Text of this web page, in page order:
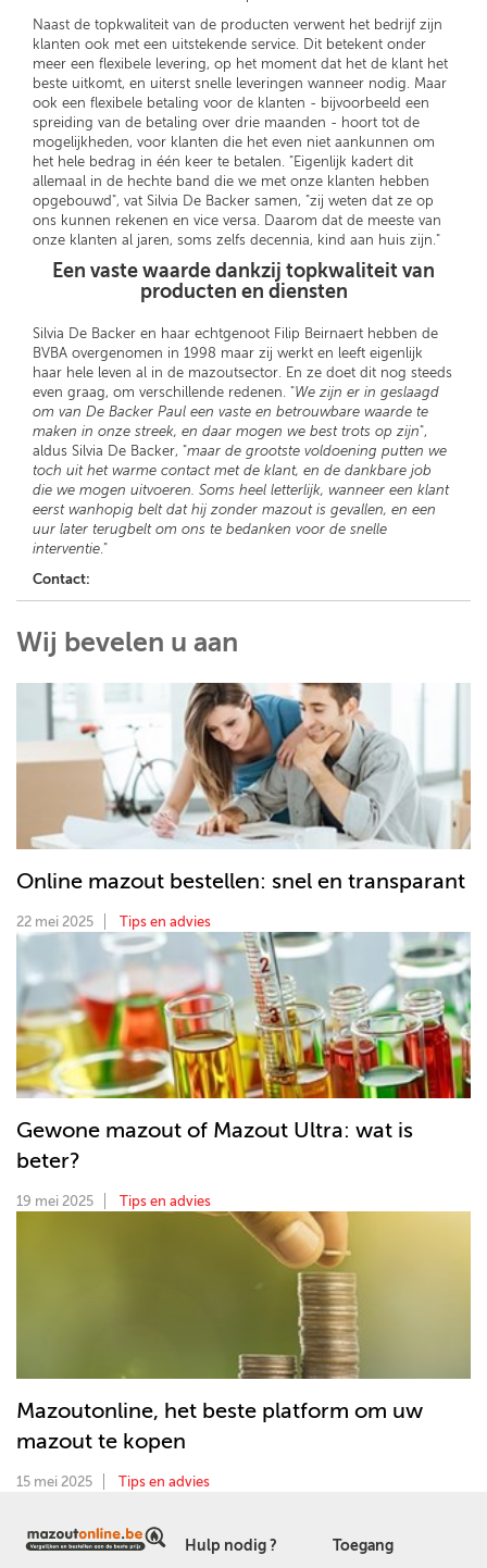
Naast de topkwaliteit van de producten verwent het bedrijf zijn
klanten ook met een uitstekende service. Dit betekent onder
meer een flexibele levering, op het moment dat het de klant het
beste uitkomt, en uiterst snelle leveringen wanneer nodig. Maar
ook een flexibele betaling voor de klanten - bijvoorbeeld een
spreiding van de betaling over drie maanden - hoort tot de
mogelijkheden, voor klanten die het even niet aankunnen om
het hele bedrag in één keer te betalen. "Eigenlijk kadert dit
allemaal in de hechte band die we met onze klanten hebben
opgebouwd", vat Silvia De Backer samen, "zij weten dat ze op
ons kunnen rekenen en vice versa. Daarom dat de meeste van
onze klanten al jaren, soms zelfs decennia, kind aan huis zijn."
Een vaste waarde dankzij topkwaliteit van
producten en diensten
Silvia De Backer en haar echtgenoot Filip Beirnaert hebben de
BVBA overgenomen in 1998 maar zij werkt en leeft eigenlijk
haar hele leven al in de mazoutsector. En ze doet dit nog steeds
even graag, om verschillende redenen. "We zijn er in geslaagd
om van De Backer Paul een vaste en betrouwbare waarde te
maken in onze streek, en daar mogen we best trots op zijn",
aldus Silvia De Backer, "maar de grootste voldoening putten we
toch uit het warme contact met de klant, en de dankbare job
die we mogen uitvoeren. Soms heel letterlijk, wanneer een klant
eerst wanhopig belt dat hij zonder mazout is gevallen, en een
uur later terugbelt om ons te bedanken voor de snelle
interventie."
Contact:
Wij bevelen u aan
Online mazout bestellen: snel en transparant
22 mei 2025 Tips en advies
Gewone mazout of Mazout Ultra: wat is
beter?
19 mei 2025 Tips en advies
Mazoutonline, het beste platform om uw
mazout te kopen
15 mei 2025 Tips en advies
Hulp nodig ? Toegang